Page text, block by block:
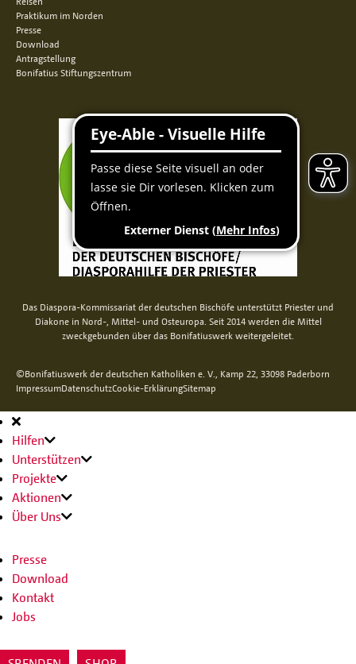
Praktikum im Norden
Presse
Download
Antragstellung
Bonifatius Stiftungszentrum
Das Diaspora-Kommissariat der deutschen Bischöfe unterstützt Priester und
Diakone in Nord-, Mittel- und Osteuropa. Seit 2014 werden die Mittel
zweckgebunden über das Bonifatiuswerk weitergeleitet.
©Bonifatiuswerk der deutschen Katholiken e. V., Kamp 22, 33098 Paderborn
ImpressumDatenschutzCookie-ErklärungSitemap
Hauptnavigation
Hilfen
Unterstützen
Projekte
Aktionen
Über Uns
Presse
Download
Kontakt
Jobs